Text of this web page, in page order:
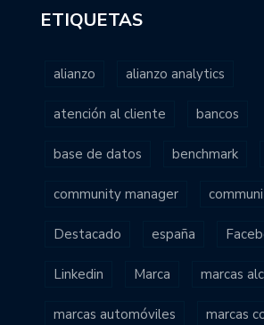
ETIQUETAS
alianzo alianzo analytics
atención al cliente bancos
base de datos benchmark
community manager
Destacado españa
Linkedin Marca marcas
marcas automóviles marcas